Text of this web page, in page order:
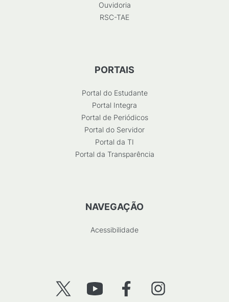
Ouvidoria
RSC-TAE
PORTAIS
Portal do Estudante
Portal Integra
Portal de Periódicos
Portal do Servidor
Portal da TI
Portal da Transparência
NAVEGAÇÃO
Acessibilidade